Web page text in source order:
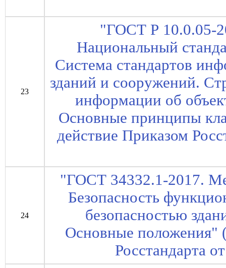
23
"ГОСТ Р 10.0.05-
Национальный
Система стандартов
зданий и сооружений.
информации об
Основные принципы
действие Приказом
24
"ГОСТ 34332.1-2017.
Безопасность
безопасностью
Основные положения"
Росстандарта